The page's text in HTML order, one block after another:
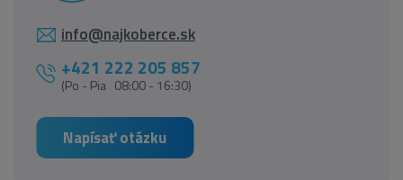
info@najkoberce.sk
+421 222 205 857
(Po - Pia 08:00 - 16:30)
Napísať otázku